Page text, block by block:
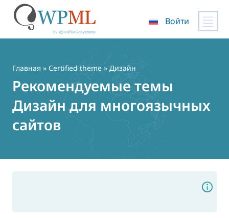
содержимому
Войти
Главная » Certified theme » Дизайн
Рекомендуемые темы
Дизайн для многоязычных
сайтов